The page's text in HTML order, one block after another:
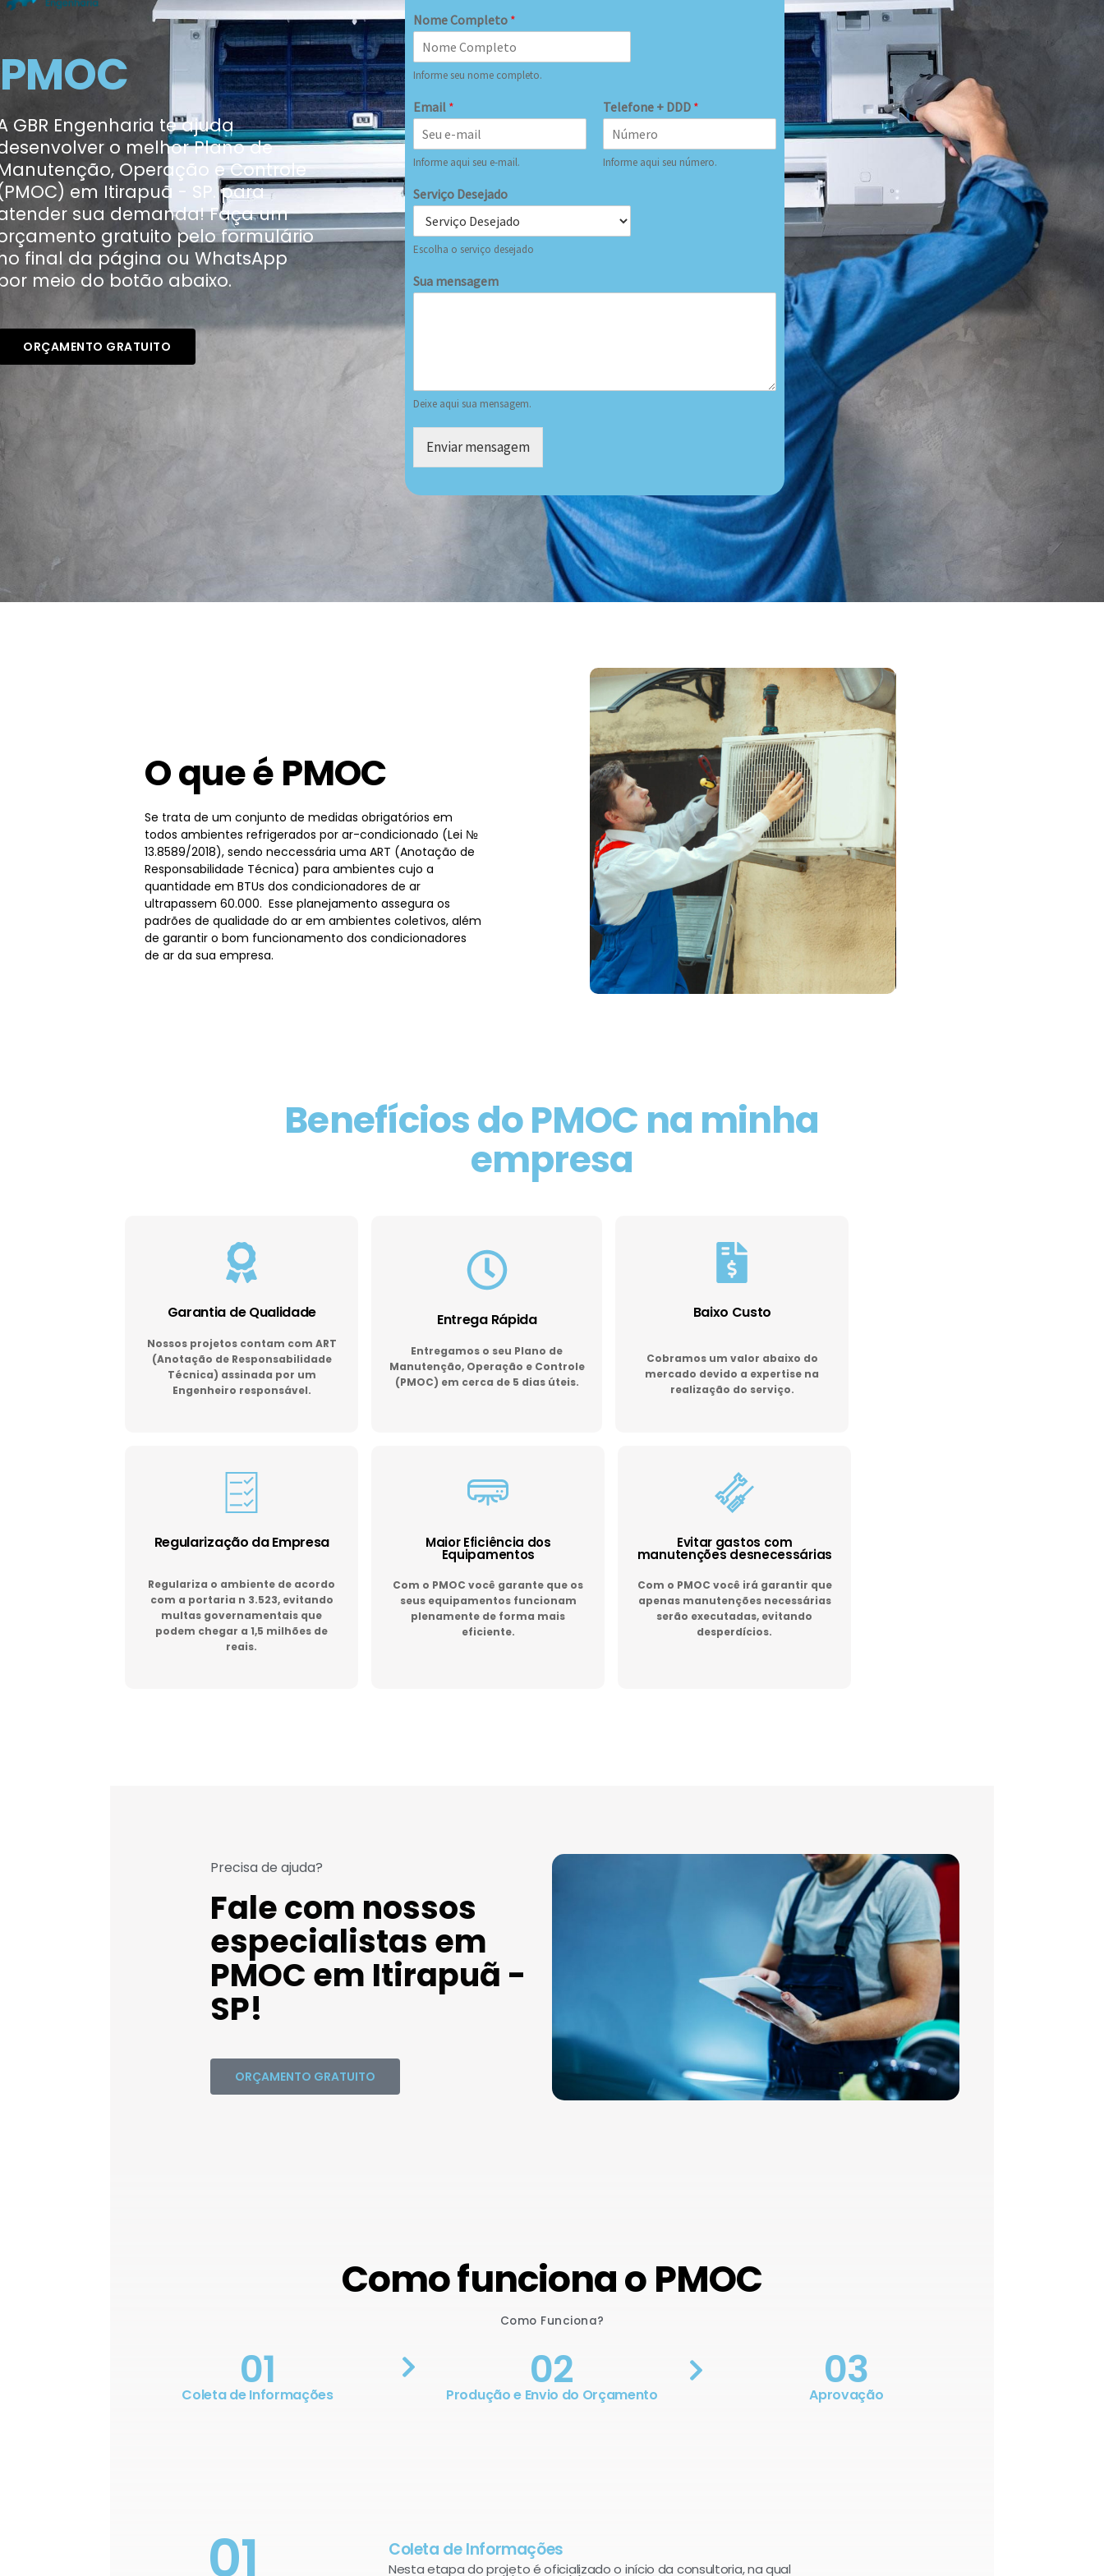
PMOC
GBR Engenharia te ajuda
o melhor Plano de
Operação e Controle
em Itirapuã - SP. para
sua demanda! Faça um
gratuito pelo formulário
final da página ou WhatsApp
meio do botão abaixo.
ORÇAMENTO GRATUITO
Nome Completo *
Informe seu nome completo.
Email *
Informe aqui seu e-mail.
Telefone + DDD *
Informe aqui seu número.
Serviço Desejado
Escolha o serviço desejado
Sua mensagem
Deixe aqui sua mensagem.
Enviar mensagem
O que é PMOC
Se trata de um conjunto de medidas obrigatórios em
todos ambientes refrigerados por ar-condicionado (Lei №
13.8589/2018), sendo neccessária uma ART (Anotação de
Responsabilidade Técnica) para ambientes cujo a
quantidade em BTUs dos condicionadores de ar
ultrapassem 60.000. Esse planejamento assegura os
padrões de qualidade do ar em ambientes coletivos, além
de garantir o bom funcionamento dos condicionadores
de ar da sua empresa.
Benefícios do PMOC na minha
empresa
Garantia de Qualidade
Nossos projetos contam com ART
(Anotação de Responsabilidade
Técnica) assinada por um
Engenheiro responsável.
Entrega Rápida
Entregamos o seu Plano de
Manutenção, Operação e Controle
(PMOC) em cerca de 5 dias úteis.
Baixo Custo
Cobramos um valor abaixo do
mercado devido a expertise na
realização do serviço.
Regularização da Empresa
Regulariza o ambiente de acordo
com a portaria n 3.523, evitando
multas governamentais que
podem chegar a 1,5 milhões de
reais.
Maior Eficiência dos
Equipamentos
Com o PMOC você garante que os
seus equipamentos funcionam
plenamente de forma mais
eficiente.
Evitar gastos com
manutenções desnecessárias
Com o PMOC você irá garantir que
apenas manutenções necessárias
serão executadas, evitando
desperdícios.
Precisa de ajuda?
Fale com nossos
especialistas em
PMOC em Itirapuã -
SP!
ORÇAMENTO GRATUITO
Como funciona o PMOC
Como Funciona?
01
Coleta de Informações 02
Produção e Envio do Orçamento 03
Aprovação
01 Coleta de Informações
Nesta etapa do projeto é oficializado o início da consultoria, na qual